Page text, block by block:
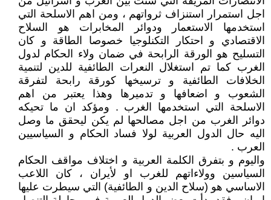
اجل استمرار استنزاف ثرواتهم ، ومن اهم الاسلحة التي
استخدمها الاستعمار ودوائر المخابرات هو السلاح
الاقتصادي و احتكار التكنلوجيا خصوصا الطاقة و كان
التسليح هو الورقة الرابحة في ضمان ولاء الحكام لدول
الغرب كما تم استغلال النعرات الطائفية للدين لتنمية
الخلافات الطائفية و ترسيخها كورقة رابحة لتفرقة
الشعوب و اضعافها و تدميرها وهذا يعتبر من اهم
الاسلحة التي استخدمها الغرب . ومؤكد ان ما تحيكه
دوائر الغرب من اجل مصالحها لم يكن ليحقق ما وصل
اليه حال الدول العربية لولا فساد الحكام و السياسيين
العرب .
واليوم و بتفرق الكلمة العربية و اختلاف مواقف الحكام
السياسين وولاءاتهم للغرب او لأيران ، كان اللاعب
الاساسي هو (سلاح الدين و الطائفية) التي سيطرت عليها